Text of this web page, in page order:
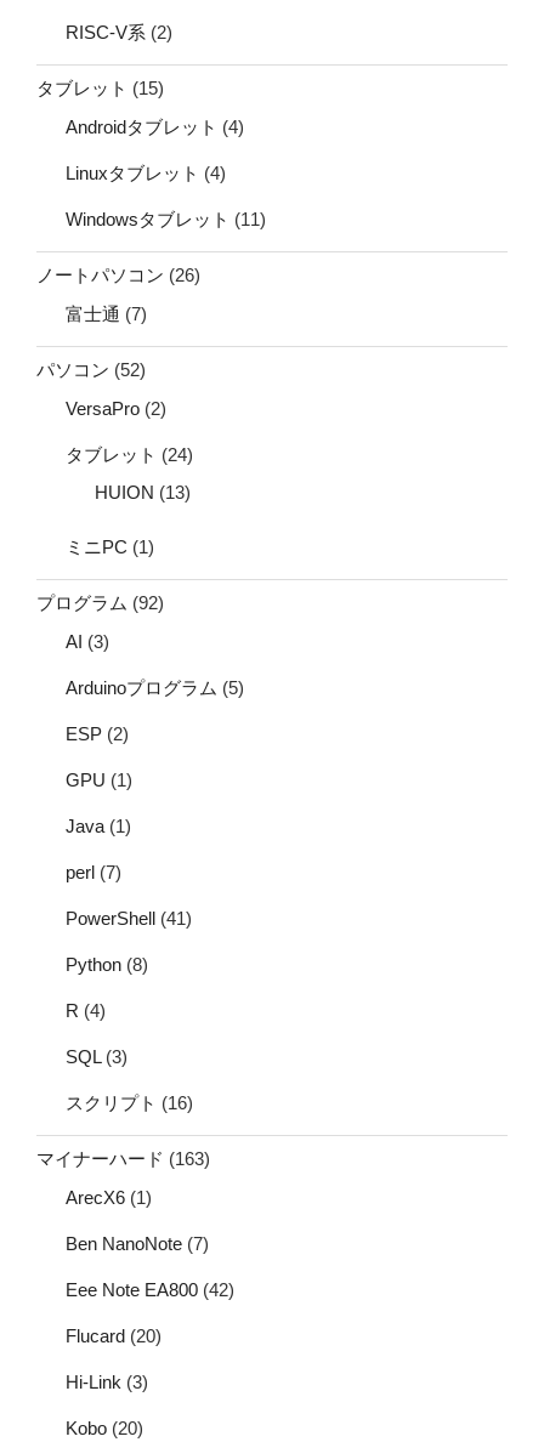
RISC-V系 (2)
タブレット (15)
Androidタブレット (4)
Linuxタブレット (4)
Windowsタブレット (11)
ノートパソコン (26)
富士通 (7)
パソコン (52)
VersaPro (2)
タブレット (24)
HUION (13)
ミニPC (1)
プログラム (92)
AI (3)
Arduinoプログラム (5)
ESP (2)
GPU (1)
Java (1)
perl (7)
PowerShell (41)
Python (8)
R (4)
SQL(3)
スクリプト (16)
マイナーハード (163)
ArecX6 (1)
Ben NanoNote (7)
Eee Note EA800 (42)
Flucard (20)
Hi-Link (3)
Kobo (20)